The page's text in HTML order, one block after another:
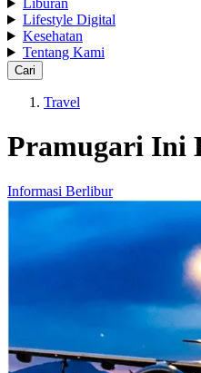
Liburan
Lifestyle Digital
Kesehatan
Tentang Kami
Cari
Travel
Pramugari Ini
Informasi Berlibur